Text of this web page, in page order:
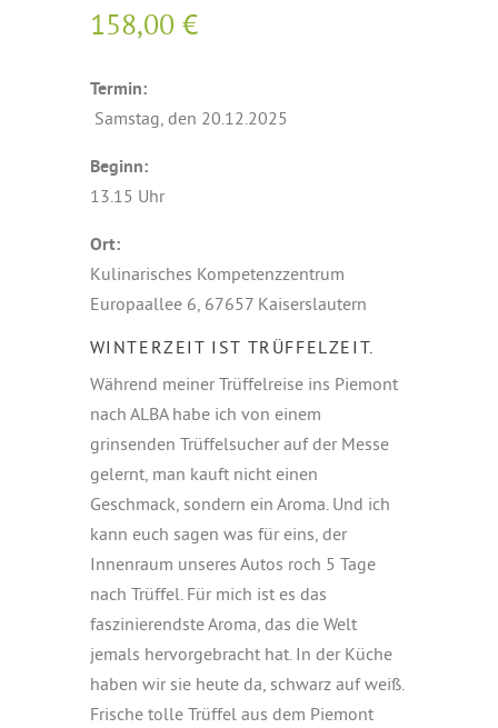
158,00 €
Termin:
Samstag, den 20.12.2025
Beginn:
13.15 Uhr
Ort:
Kulinarisches Kompetenzzentrum
Europaallee 6, 67657 Kaiserslautern
WINTERZEIT IST TRÜFFELZEIT.
Während meiner Trüffelreise ins Piemont
nach ALBA habe ich von einem
grinsenden Trüffelsucher auf der Messe
gelernt, man kauft nicht einen
Geschmack, sondern ein Aroma. Und ich
kann euch sagen was für eins, der
Innenraum unseres Autos roch 5 Tage
nach Trüffel. Für mich ist es das
faszinierendste Aroma, das die Welt
jemals hervorgebracht hat. In der Küche
haben wir sie heute da, schwarz auf weiß.
Frische tolle Trüffel aus dem Piemont